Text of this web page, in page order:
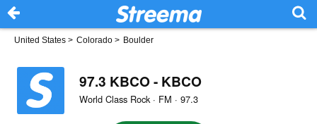
United States > Colorado > Boulder
97.3 KBCO - KBCO
World Class Rock · FM · 97.3